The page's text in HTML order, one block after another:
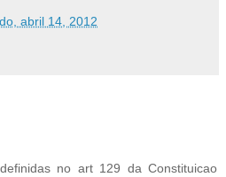
abril 14, 2012
no art 129 da Constituicao